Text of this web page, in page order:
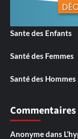
Sante des Enfants
Santé des Femmes
Santé des Hommes
Anonymedans